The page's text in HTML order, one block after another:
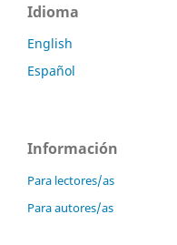
Idioma
English
Español
Información
Para lectores/as
Para autores/as